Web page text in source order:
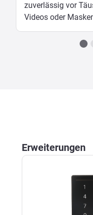
zuverlässig vor
Videos oder
Produktgalerie
Erweiterungen